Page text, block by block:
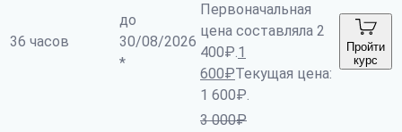
36 часов
до
30/08/2026
*
Первоначальная
цена составляла 2
400₽.1
600₽Текущая цена:
1 600₽.
Пройти
курс
3 000₽